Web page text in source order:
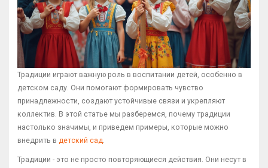
Традиции играют важную роль в воспитании детей, особенно в
детском саду. Они помогают формировать чувство
принадлежности, создают устойчивые связи и укрепляют
коллектив. В этой статье мы разберемся, почему традиции
настолько значимы, и приведем примеры, которые можно
внедрить в детский сад.
Традиции - это не просто повторяющиеся действия. Они несут в